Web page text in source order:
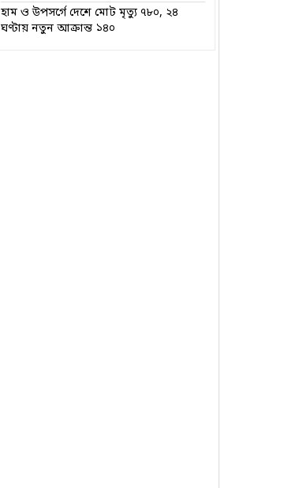
হাম ও উপসর্গে দেশে মোট মৃত্যু ৭৮০, ২৪
ঘণ্টায় নতুন আক্রান্ত ১৪০